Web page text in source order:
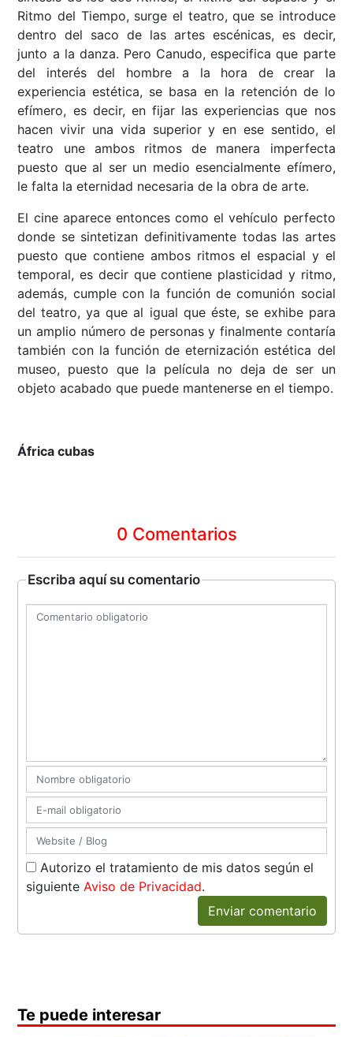
Ritmo del Tiempo, surge el teatro, que se introduce
dentro del saco de las artes escénicas, es decir,
junto a la danza. Pero Canudo, especifica que parte
del interés del hombre a la hora de crear la
experiencia estética, se basa en la retención de lo
efímero, es decir, en fijar las experiencias que nos
hacen vivir una vida superior y en ese sentido, el
teatro une ambos ritmos de manera imperfecta
puesto que al ser un medio esencialmente efímero,
le falta la eternidad necesaria de la obra de arte.
El cine aparece entonces como el vehículo perfecto
donde se sintetizan definitivamente todas las artes
puesto que contiene ambos ritmos el espacial y el
temporal, es decir que contiene plasticidad y ritmo,
además, cumple con la función de comunión social
del teatro, ya que al igual que éste, se exhibe para
un amplio número de personas y finalmente contaría
también con la función de eternización estética del
museo, puesto que la película no deja de ser un
objeto acabado que puede mantenerse en el tiempo.
África cubas
0 Comentarios
Escriba aquí su comentario
Autorizo el tratamiento de mis datos según el
siguienteAviso de Privacidad.
Enviar comentario
Te puede interesar